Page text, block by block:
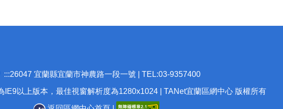
:::26047 宜蘭縣宜蘭市神農路一段一號 | TEL:03-9357400
IE9以上版本，最佳視窗解析度為1280x1024 | TANet宜蘭區網中心 版權所有